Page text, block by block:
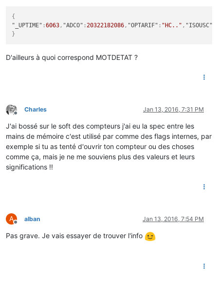
{
"_UPTIME" :6063 , "ADCO" : 20322182086 , "OPTARIF" : "HC.." , "ISOUSC"
}
D'ailleurs à quoi correspond MOTDETAT ?
Offline
Charles Jan 13, 2016, 7:31 PM
J'ai bossé sur le soft des compteurs j'ai eu la spec entre les
mains de mémoire c'est utilisé par comme des flags internes, par
exemple si tu as tenté d'ouvrir ton compteur ou des choses
comme ça, mais je ne me souviens plus des valeurs et leurs
significations !!
A
Offline
alban Jan 13, 2016, 7:54 PM
Pas grave. Je vais essayer de trouver l'info